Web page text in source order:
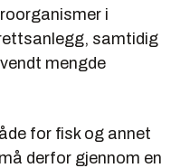
i
samtidig
mengde
for fisk og annet
derfor gjennom en